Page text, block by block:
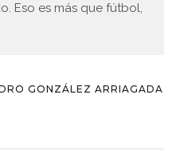
Eso es más que fútbol,
GONZÁLEZ ARRIAGADA